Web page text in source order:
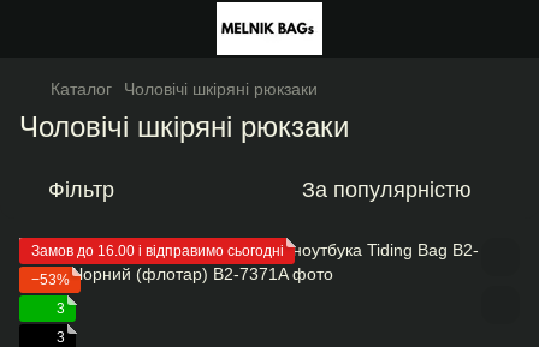
Каталог Чоловічі шкіряні рюкзаки
Чоловічі шкіряні рюкзаки
Фільтр За популярністю
Замов до 16.00 і відправимо сьогодні
−53%
3
3